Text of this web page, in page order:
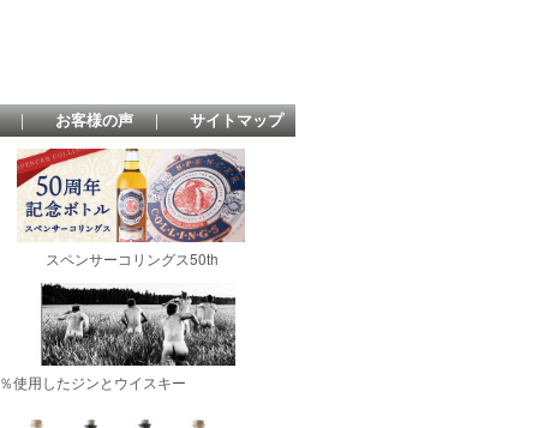
｜ お客様の声 ｜ サイトマップ